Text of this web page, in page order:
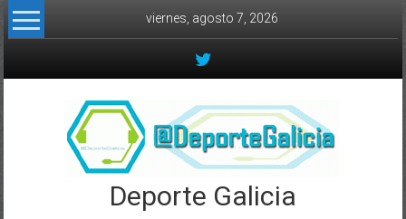
Skip to content
viernes, agosto 7, 2026
Deporte Galicia